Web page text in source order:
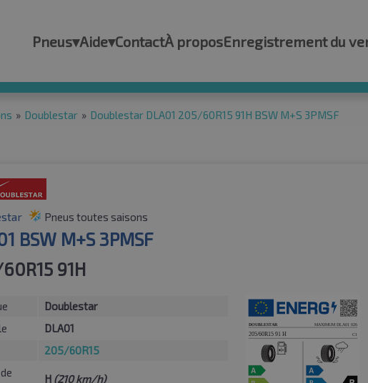
Pneus▾Aide▾ContactÀ proposEnregistrement du
» Doublestar » Doublestar DLA01 205/60R15 91H BSW M+S 3PMSF
Pneus toutes saisons
BSW M+S 3PMSF
91H
Doublestar
DLA01
205/60R15
H (210 km/h)